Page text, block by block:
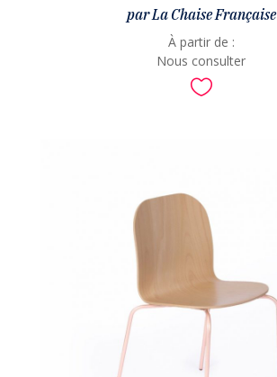
par La Chaise Française
À partir de :
Nous consulter
